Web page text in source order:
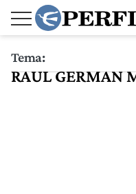
Tema:
RAUL GERMAN